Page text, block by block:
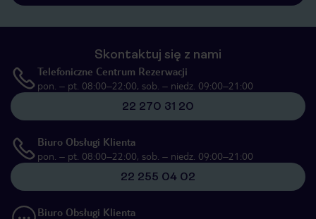
Skontaktuj się z nami
Telefoniczne Centrum Rezerwacji
pon. – pt. 08:00–22:00, sob. – niedz. 09:00–21:00
22 270 31 20
Biuro Obsługi Klienta
pon. – pt. 08:00–22:00, sob. – niedz. 09:00–21:00
22 255 04 02
Biuro Obsługi Klienta